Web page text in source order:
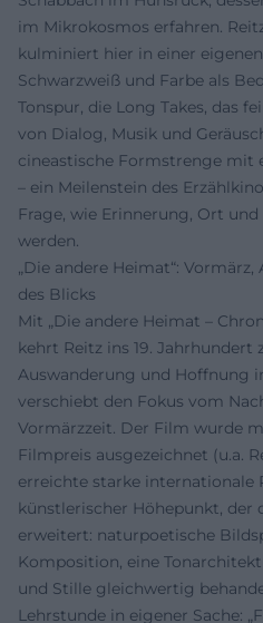
im Mikrokosmos erfahren.
kulminiert hier in einer
Schwarzweiß und Farbe als
Tonspur, die Long Takes, das
von Dialog, Musik und
cineastische Formstrenge
– ein Meilenstein des
Frage, wie Erinnerung, Ort
werden.
„Die andere Heimat“:
des Blicks
Mit „Die andere Heimat –
kehrt Reitz ins 19.
Auswanderung und Hoffnung
verschiebt den Fokus vom
Vormärzzeit. Der Film wurde
Filmpreis ausgezeichnet (u.a.
erreichte starke internationale
künstlerischer Höhepunkt, der
erweitert: naturpoetische
Komposition, eine
und Stille gleichwertig
Lehrstunde in eigener Sache: